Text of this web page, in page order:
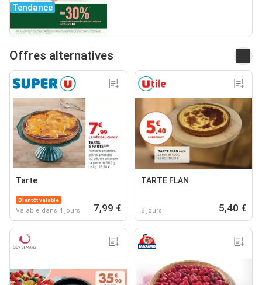
Tendance
Offres alternatives
Tarte
Bientôt valable
Valable dans 4 jours 7,99 €
TARTE FLAN
8 jours 5,40 €